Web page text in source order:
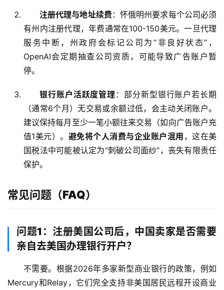
合
注册代理与地址续费 ：怀俄明州要求每个公司必须
有州内注册代理，年费通常在100-150美元。一旦代理
服务中断，州政府会标记公司为“非良好状态”，
OpenAI会定期抽查公司资质，可能导致广告账户暂
停。
银行账户活跃度管理 ：部分新型银行账户若长期
（通常6个月）无交易或余额过低，会主动关闭账户。
建议保持每月至少一笔小额往来交易（如向广告账户充
值1美元）。 避免将个人消费与企业账户混用 ，这在美
国税法中可能被认定为“刺破公司面纱”，丧失有限责任
保护。
常见问题（FAQ）
问题1：注册美国公司后，中国卖家是否需要
亲自去美国办理银行开户？
不需要。根据2026年多家新型商业银行的政策，例如
Mercury和Relay，它们完全支持非美国居民远程开设商业